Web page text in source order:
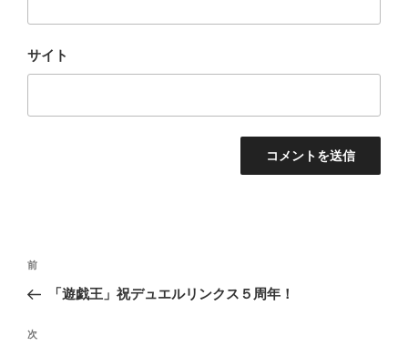
サイト
投
ビ
過
去
投
前
「遊戯王」祝デュエルリンクス５周年！
次
次